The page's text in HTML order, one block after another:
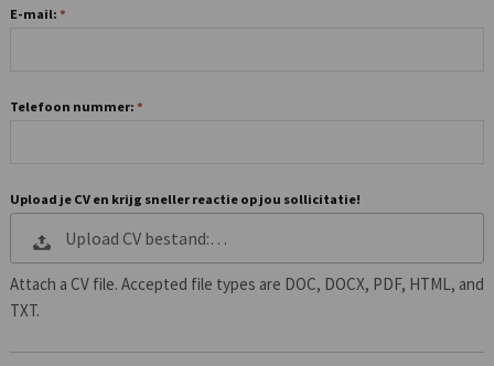
E-mail:
Telefoon nummer:
Upload je CV en krijg sneller reactie op jou sollicitatie!
Upload CV bestand:…
Attach a CV file. Accepted file types are DOC, DOCX, PDF, HTML, and
TXT.